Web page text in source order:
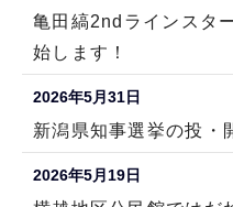
亀田縞2ndラインスタ
始します！
2026年5月31日
新潟県知事選挙の投・
2026年5月19日